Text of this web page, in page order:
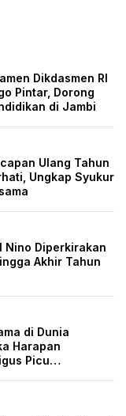
Dikdasmen RI
Pintar, Dorong
di Jambi
Ulang Tahun
Ungkap Syukur
Nino Diperkirakan
Akhir Tahun
di Dunia
Harapan
Picu